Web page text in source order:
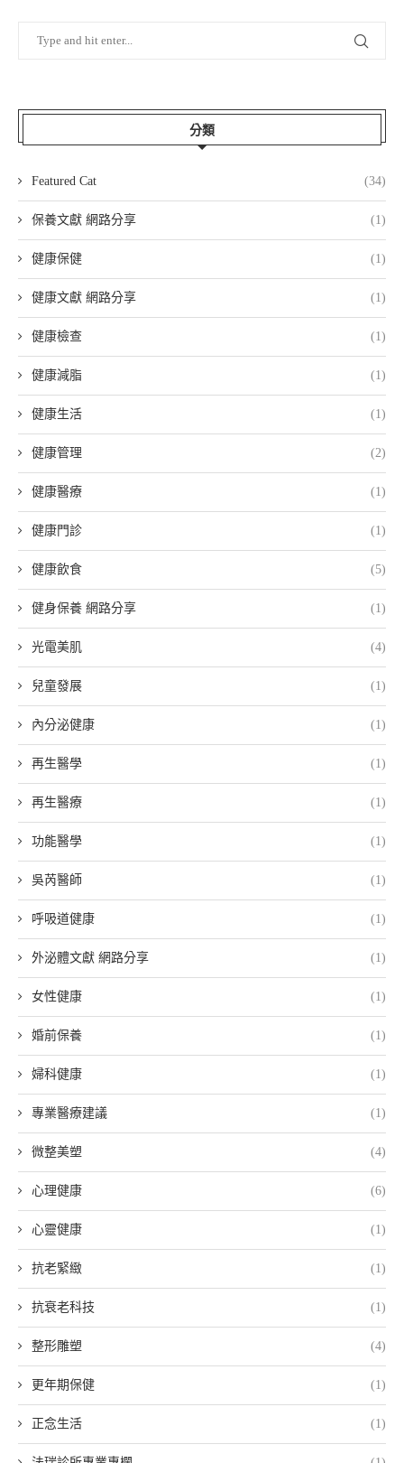
分類
Featured Cat (34)
保養文獻 網路分享 (1)
健康保健 (1)
健康文獻 網路分享 (1)
健康檢查 (1)
健康減脂 (1)
健康生活 (1)
健康管理 (2)
健康醫療 (1)
健康門診 (1)
健康飲食 (5)
健身保養 網路分享 (1)
光電美肌 (4)
兒童發展 (1)
內分泌健康 (1)
再生醫學 (1)
再生醫療 (1)
功能醫學 (1)
吳芮醫師 (1)
呼吸道健康 (1)
外泌體文獻 網路分享 (1)
女性健康 (1)
婚前保養 (1)
婦科健康 (1)
專業醫療建議 (1)
微整美塑 (4)
心理健康 (6)
心靈健康 (1)
抗老緊緻 (1)
抗衰老科技 (1)
整形雕塑 (4)
更年期保健 (1)
正念生活 (1)